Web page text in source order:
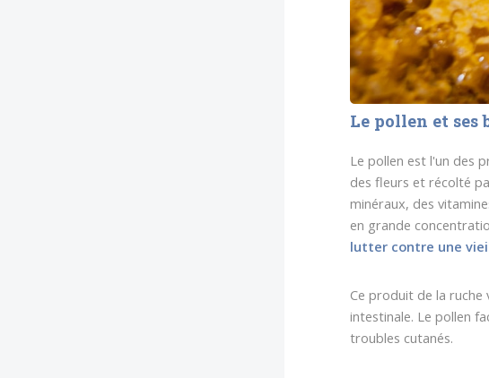
Le pollen et ses
Le pollen est l'un des
des fleurs et récolté
minéraux, des
en grande
lutter contre une
Ce produit de la ruche
intestinale. Le pollen
troubles cutanés.